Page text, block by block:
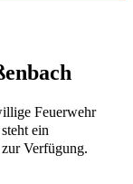
Feuerwehr
ein
Verfügung.